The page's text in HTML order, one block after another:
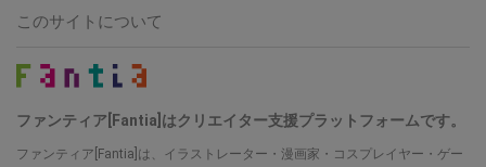
このサイトについて
ファンティア[Fantia]はクリエイター支援プラットフォームです。
ファンティア[Fantia]は、イラストレーター・漫画家・コスプレイヤー・ゲー